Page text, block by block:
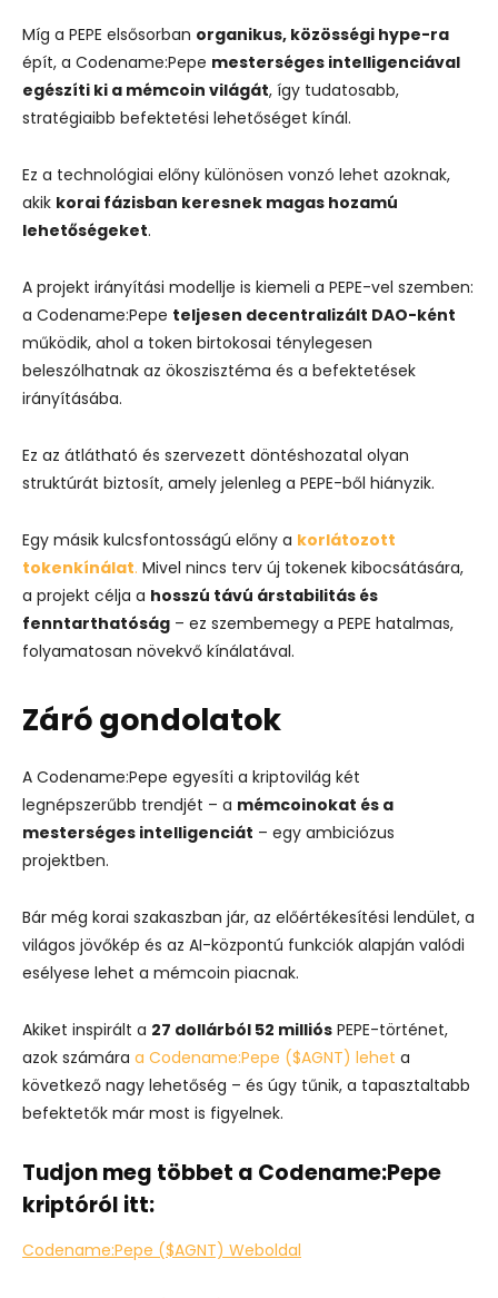
Míg a PEPE elsősorban organikus, közösségi hype-ra
épít, a Codename:Pepe mesterséges intelligenciával
egészíti ki a mémcoin világát, így tudatosabb,
stratégiaibb befektetési lehetőséget kínál.
Ez a technológiai előny különösen vonzó lehet azoknak,
akik korai fázisban keresnek magas hozamú
lehetőségeket.
A projekt irányítási modellje is kiemeli a PEPE-vel szemben:
a Codename:Pepe teljesen decentralizált DAO-ként
működik, ahol a token birtokosai ténylegesen
beleszólhatnak az ökoszisztéma és a befektetések
irányításába.
Ez az átlátható és szervezett döntéshozatal olyan
struktúrát biztosít, amely jelenleg a PEPE-ből hiányzik.
Egy másik kulcsfontosságú előny a korlátozott
tokenkínálat. Mivel nincs terv új tokenek kibocsátására,
a projekt célja a hosszú távú árstabilitás és
fenntarthatóság – ez szembemegy a PEPE hatalmas,
folyamatosan növekvő kínálatával.
Záró gondolatok
A Codename:Pepe egyesíti a kriptovilág két
legnépszerűbb trendjét – a mémcoinokat és a
mesterséges intelligenciát – egy ambiciózus
projektben.
Bár még korai szakaszban jár, az előértékesítési lendület, a
világos jövőkép és az AI-központú funkciók alapján valódi
esélyese lehet a mémcoin piacnak.
Akiket inspirált a 27 dollárból 52 milliós PEPE-történet,
azok számára a Codename:Pepe ($AGNT) lehet a
következő nagy lehetőség – és úgy tűnik, a tapasztaltabb
befektetők már most is figyelnek.
Tudjon meg többet a Codename:Pepe
kriptóról itt:
Codename:Pepe ($AGNT) Weboldal